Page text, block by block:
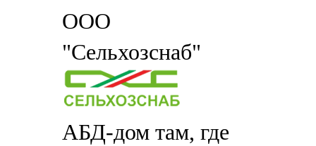
ООО
"Сельхозснаб"
АБД-дом там, где